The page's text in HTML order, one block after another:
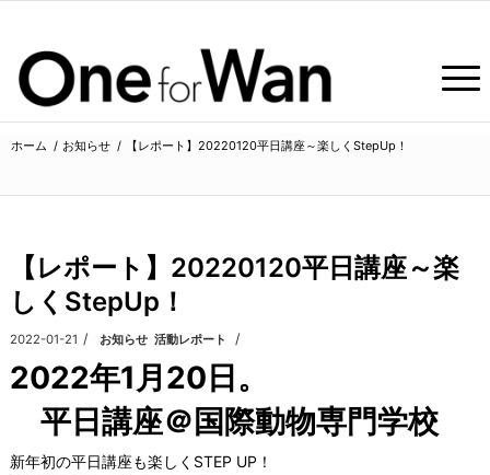
ホーム / お知らせ / 【レポート】20220120平日講座～楽しくStepUp！
【レポート】20220120平日講座～楽
しくStepUp！
2022-01-21 /
カテゴリ: お知らせ, 活動レポート /
2022年1月20日。
平日講座＠国際動物専門学校
新年初の平日講座も楽しくSTEP UP！